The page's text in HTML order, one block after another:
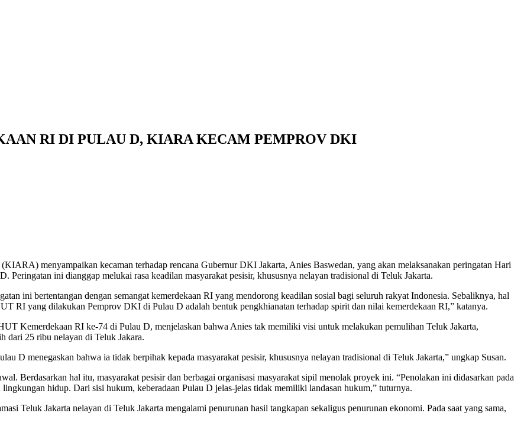
RI DI PULAU D, KIARA KECAM PEMPROV DKI
menyampaikan kecaman terhadap rencana Gubernur DKI Jakarta, Anies Baswedan, yang akan melaksanakan peringatan Hari
ini dianggap melukai rasa keadilan masyarakat pesisir, khususnya nelayan tradisional di Teluk Jakarta.
ini bertentangan dengan semangat kemerdekaan RI yang mendorong keadilan sosial bagi seluruh rakyat Indonesia. Sebaliknya, hal
RI yang dilakukan Pemprov DKI di Pulau D adalah bentuk pengkhianatan terhadap spirit dan nilai kemerdekaan RI,” katanya.
Kemerdekaan RI ke-74 di Pulau D, menjelaskan bahwa Anies tak memiliki visi untuk melakukan pemulihan Teluk Jakarta,
dari 25 ribu nelayan di Teluk Jakara.
D menegaskan bahwa ia tidak berpihak kepada masyarakat pesisir, khususnya nelayan tradisional di Teluk Jakarta,” ungkap Susan.
Berdasarkan hal itu, masyarakat pesisir dan berbagai organisasi masyarakat sipil menolak proyek ini. “Penolakan ini didasarkan pada
hidup. Dari sisi hukum, keberadaan Pulau D jelas-jelas tidak memiliki landasan hukum,” tuturnya.
Teluk Jakarta nelayan di Teluk Jakarta mengalami penurunan hasil tangkapan sekaligus penurunan ekonomi. Pada saat yang sama,